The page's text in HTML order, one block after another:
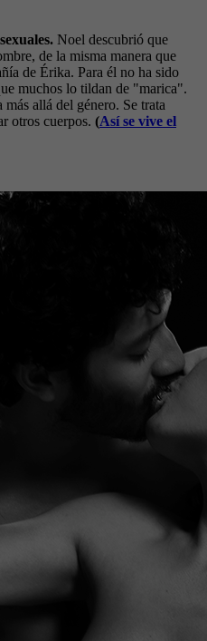
Noel descubrió que
de la misma manera que
de Érika. Para él no ha sido
muchos lo tildan de "marica".
allá del género. Se trata
otros cuerpos. (Así se vive el